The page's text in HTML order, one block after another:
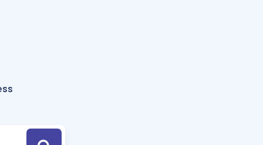
Hesaplama Aracı
için Öneriler
Tek Takvimde